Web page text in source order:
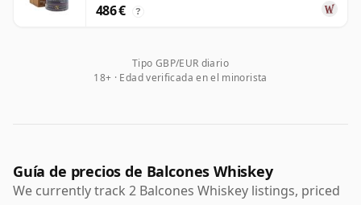
486 € ?
Tipo GBP/EUR diario
18+ · Edad verificada en el minorista
Guía de precios de Balcones Whiskey
We currently track 2 Balcones Whiskey listings, priced